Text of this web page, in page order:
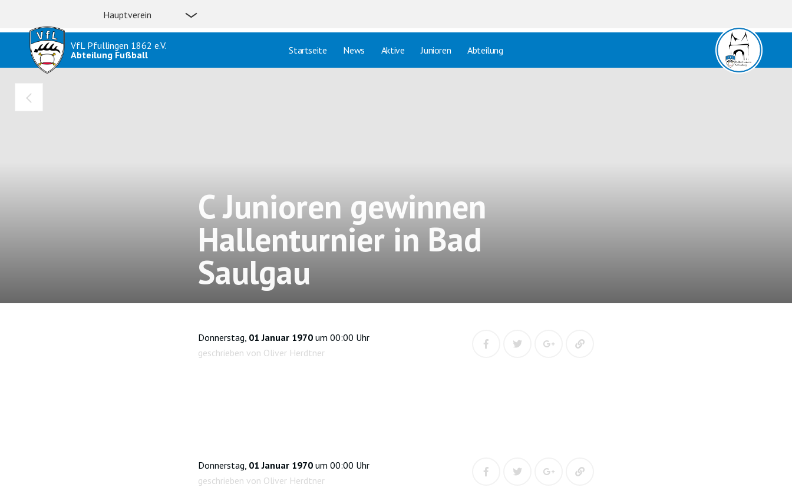
VfL Pfullingen 1862 e.V.
Abteilung Fußball
Hauptverein
Startseite News Aktive Junioren Abteilung
C Junioren gewinnen
Hallenturnier in Bad
Saulgau
Donnerstag, 01 Januar 1970 um 00:00 Uhr
geschrieben von Oliver Herdtner
Donnerstag, 01 Januar 1970 um 00:00 Uhr
geschrieben von Oliver Herdtner